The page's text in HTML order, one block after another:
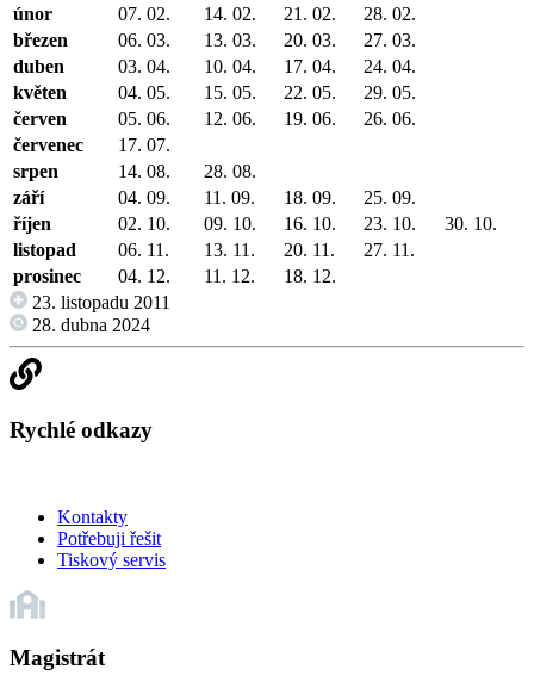
únor
07. 02. 14. 02. 21. 02.
28. 02.
březen
06. 03. 13. 03. 20. 03.
27. 03.
duben
03. 04. 10. 04. 17. 04.
24. 04.
květen
04. 05. 15. 05. 22. 05.
29. 05.
červen
05. 06. 12. 06. 19. 06.
26. 06.
červenec
17. 07.
srpen
14. 08.
28. 08.
září
04. 09. 11. 09. 18. 09.
25. 09.
říjen
02. 10. 09. 10. 16. 10. 23. 10.
30. 10.
listopad
06. 11. 13. 11. 20. 11.
27. 11.
prosinec
04. 12. 11. 12.
18. 12.
23. listopadu 2011
28. dubna 2024
Rychlé odkazy
Kontakty
Potřebuji řešit
Tiskový servis
Magistrát